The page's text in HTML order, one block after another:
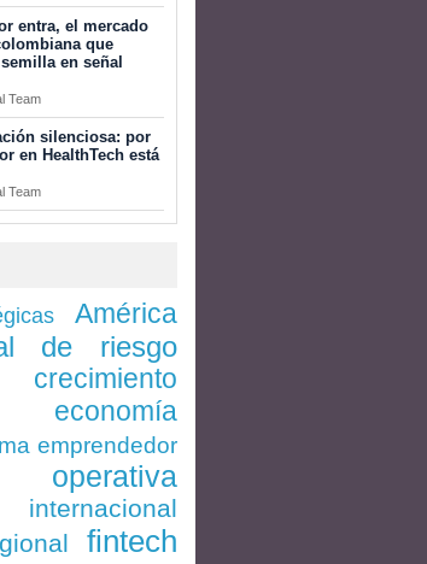
entra, el mercado
que
en señal
Team
silenciosa: por
en HealthTech está
Team
América
de riesgo
crecimiento
economía
emprendedor
operativa
fintech